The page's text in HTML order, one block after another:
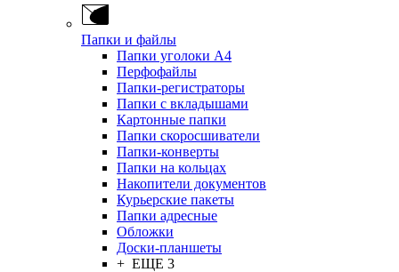
Папки и файлы
Папки уголоки А4
Перфофайлы
Папки-регистраторы
Папки с вкладышами
Картонные папки
Папки скоросшиватели
Папки-конверты
Папки на кольцах
Накопители документов
Курьерские пакеты
Папки адресные
Обложки
Доски-планшеты
+ ЕЩЕ 3